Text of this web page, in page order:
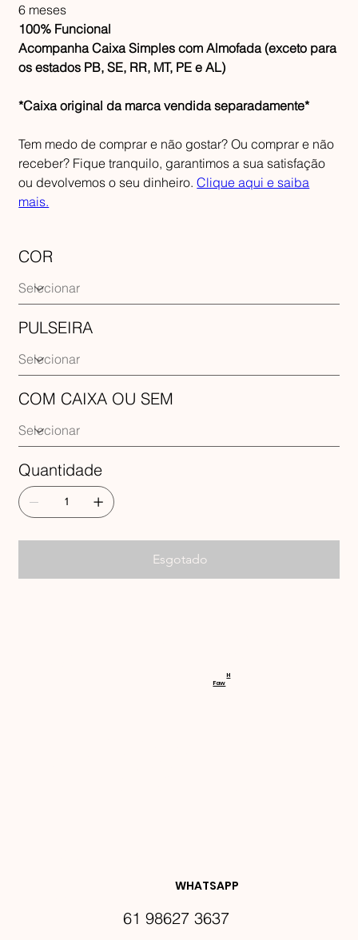
6 meses
100% Funcional
Acompanha Caixa Simples com Almofada (exceto para
os estados PB, SE, RR, MT, PE e AL)
*Caixa original da marca vendida separadamente*
Tem medo de comprar e não gostar? Ou comprar e não
receber? Fique tranquilo, garantimos a sua satisfação
ou devolvemos o seu dinheiro.Clique aqui e saiba
mais.
COR
PULSEIRA
COM CAIXA OU SEM
Quantidade
Esgotado
RECEBA
DES E
WHATSAPP
61 98627 3637
Faw
H